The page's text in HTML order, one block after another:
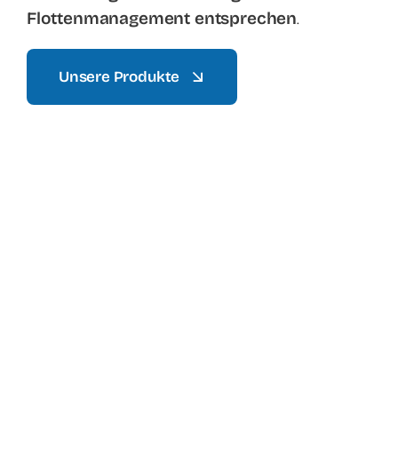
Flottenmanagement entsprechen.
Unsere Produkte